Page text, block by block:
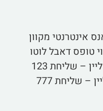
אינטרנטי מקוון
טופס דאבל לוטו
123 און ליין – שליחת 123
777 און ליין – שליחת 777